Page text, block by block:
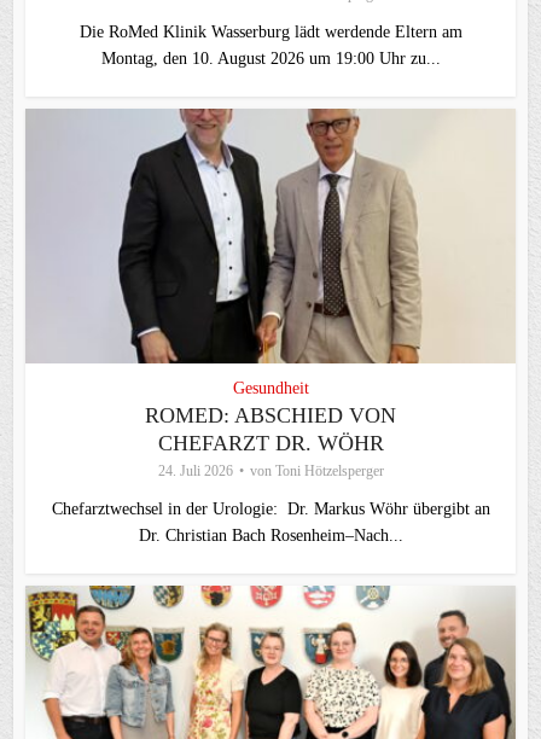
Die RoMed Klinik Wasserburg lädt werdende Eltern am
Montag, den 10. August 2026 um 19:00 Uhr zu...
Gesundheit
ROMED: ABSCHIED VON
CHEFARZT DR. WÖHR
24. Juli 2026 von Toni Hötzelsperger
Chefarztwechsel in der Urologie: Dr. Markus Wöhr übergibt an
Dr. Christian Bach Rosenheim–Nach...